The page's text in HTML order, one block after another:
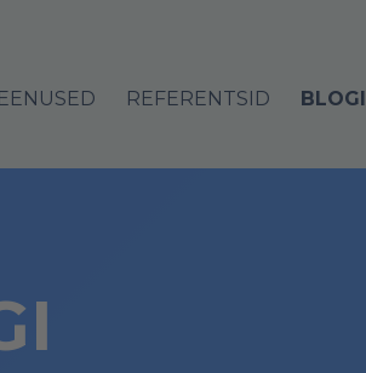
REFERENTSID BLOGI